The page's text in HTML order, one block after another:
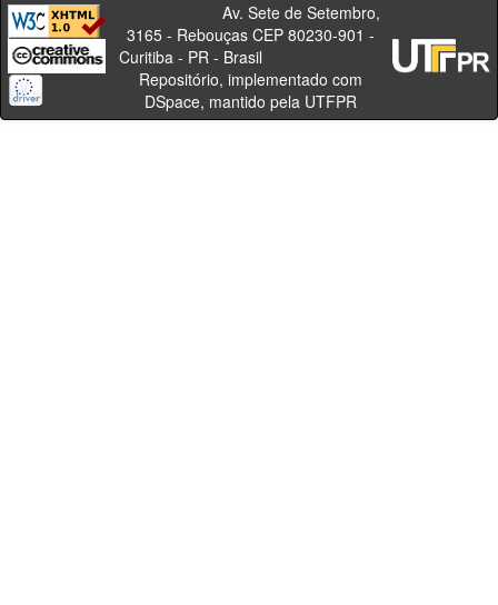
Av. Sete de Setembro,
3165 - Rebouças CEP 80230-901 -
Curitiba - PR - Brasil
Repositório, implementado com
DSpace, mantido pela UTFPR